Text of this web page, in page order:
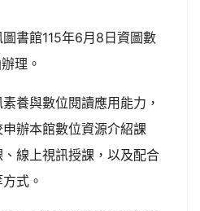
書館115年6月8日資圖數
理。
養與數位閱讀應用能力，
辦本館數位資源介紹課
線上視訊授課，以及配合
式。